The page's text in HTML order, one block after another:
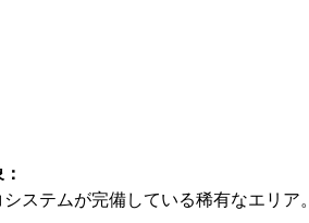
ステムが完備している稀有なエリア。